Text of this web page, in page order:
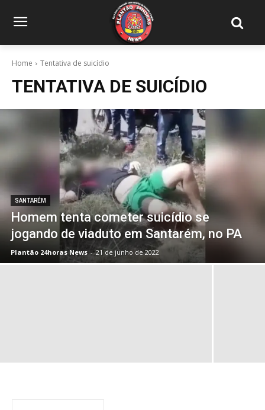
Home Tentativa de suicídio
TENTATIVA DE SUICÍDIO
SANTARÉM
Homem tenta cometer suicídio se
jogando de viaduto em Santarém, no PA
Plantão 24horas News - 21 de junho de 2022